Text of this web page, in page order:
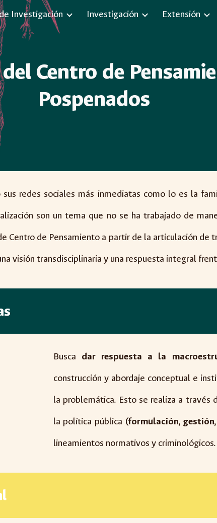
content Skip to navigation
Investigación Investigación Extensión
Centro de
Pospenados
redes sociales más inmediatas como lo es la
son un tema que no se ha trabajado de
Centro de Pensamiento a partir de la articulación de
visión transdisciplinaria y una respuesta integral
Busca dar respuesta a la
construcción y abordaje conceptual e
la problemática. Esto se realiza a
la política pública (formulación,
lineamientos normativos y criminológicos.